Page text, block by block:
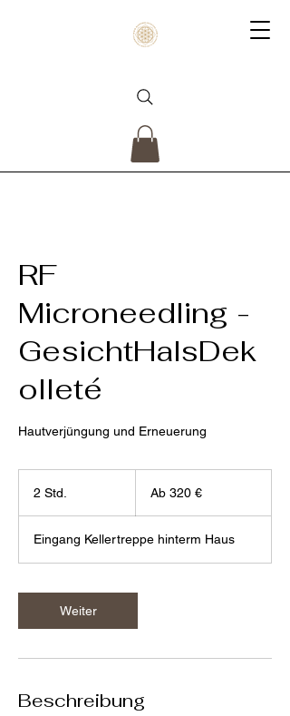
RF
Microneedling -
GesichtHalsDek
olleté
Hautverjüngung und Erneuerung
2 Std.
d
.
EuroAb 320 €
Eingang Kellertreppe hinterm Haus
Weiter
Beschreibung